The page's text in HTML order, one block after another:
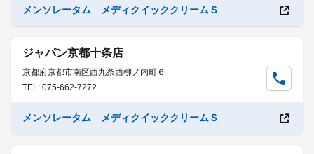
メンソレータム メディクイッククリームＳ
ジャパン京都十条店
京都府京都市南区西九条西柳ノ内町６
TEL: 075-662-7272
メンソレータム メディクイッククリームＳ